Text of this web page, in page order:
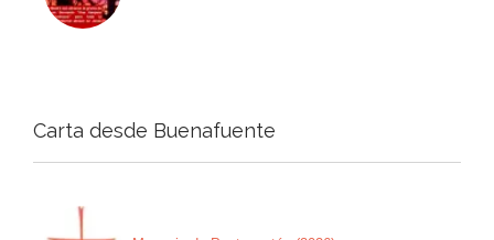
Carta desde Buenafuente